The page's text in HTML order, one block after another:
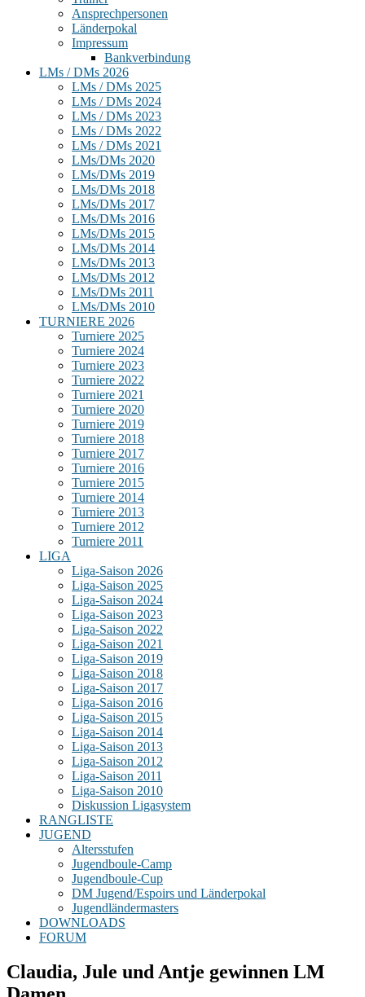
Ansprechpersonen
Länderpokal
Impressum
Bankverbindung
LMs / DMs 2026
LMs / DMs 2025
LMs / DMs 2024
LMs / DMs 2023
LMs / DMs 2022
LMs / DMs 2021
LMs/DMs 2020
LMs/DMs 2019
LMs/DMs 2018
LMs/DMs 2017
LMs/DMs 2016
LMs/DMs 2015
LMs/DMs 2014
LMs/DMs 2013
LMs/DMs 2012
LMs/DMs 2011
LMs/DMs 2010
TURNIERE 2026
Turniere 2025
Turniere 2024
Turniere 2023
Turniere 2022
Turniere 2021
Turniere 2020
Turniere 2019
Turniere 2018
Turniere 2017
Turniere 2016
Turniere 2015
Turniere 2014
Turniere 2013
Turniere 2012
Turniere 2011
LIGA
Liga-Saison 2026
Liga-Saison 2025
Liga-Saison 2024
Liga-Saison 2023
Liga-Saison 2022
Liga-Saison 2021
Liga-Saison 2019
Liga-Saison 2018
Liga-Saison 2017
Liga-Saison 2016
Liga-Saison 2015
Liga-Saison 2014
Liga-Saison 2013
Liga-Saison 2012
Liga-Saison 2011
Liga-Saison 2010
Diskussion Ligasystem
RANGLISTE
JUGEND
Altersstufen
Jugendboule-Camp
Jugendboule-Cup
DM Jugend/Espoirs und Länderpokal
Jugendländermasters
DOWNLOADS
FORUM
Claudia, Jule und Antje gewinnen LM